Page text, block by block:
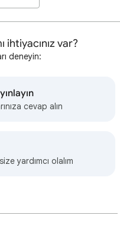
ihtiyacınız var?
deneyin:
cevap alın
yardımcı olalım